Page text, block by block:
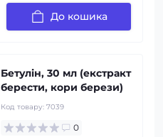
До кошика
Бетулін, 30 мл (екстракт
берести, кори берези)
Код товару: 7039
0